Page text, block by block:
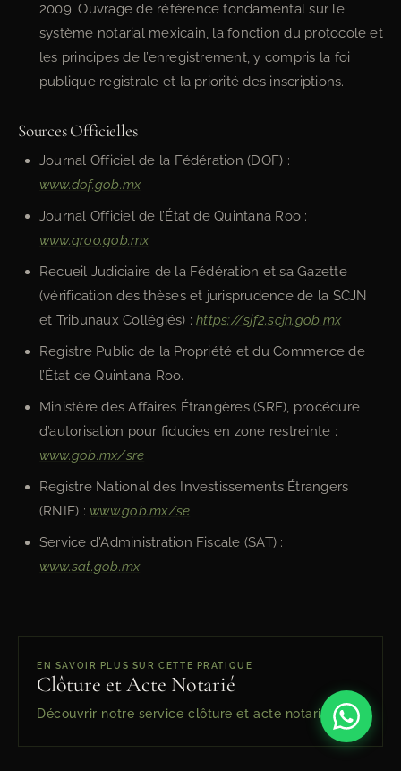
2009. Ouvrage de référence fondamental sur le
système notarial mexicain, la fonction du protocole et
les principes de l’enregistrement, y compris la foi
publique registrale et la priorité des inscriptions.
Sources Officielles
Journal Officiel de la Fédération (DOF) :
www.dof.gob.mx
Journal Officiel de l’État de Quintana Roo :
www.qroo.gob.mx
Recueil Judiciaire de la Fédération et sa Gazette
(vérification des thèses et jurisprudence de la SCJN
et Tribunaux Collégiés) :https://sjf2.scjn.gob.mx
Registre Public de la Propriété et du Commerce de
l’État de Quintana Roo.
Ministère des Affaires Étrangères (SRE), procédure
d’autorisation pour fiducies en zone restreinte :
www.gob.mx/sre
Registre National des Investissements Étrangers
(RNIE) : www.gob.mx/se
Service d’Administration Fiscale (SAT) :
www.sat.gob.mx
EN SAVOIR PLUS SUR CETTE PRATIQUE
Clôture et Acte Notarié
Découvrir notre service clôture et acte notarié →